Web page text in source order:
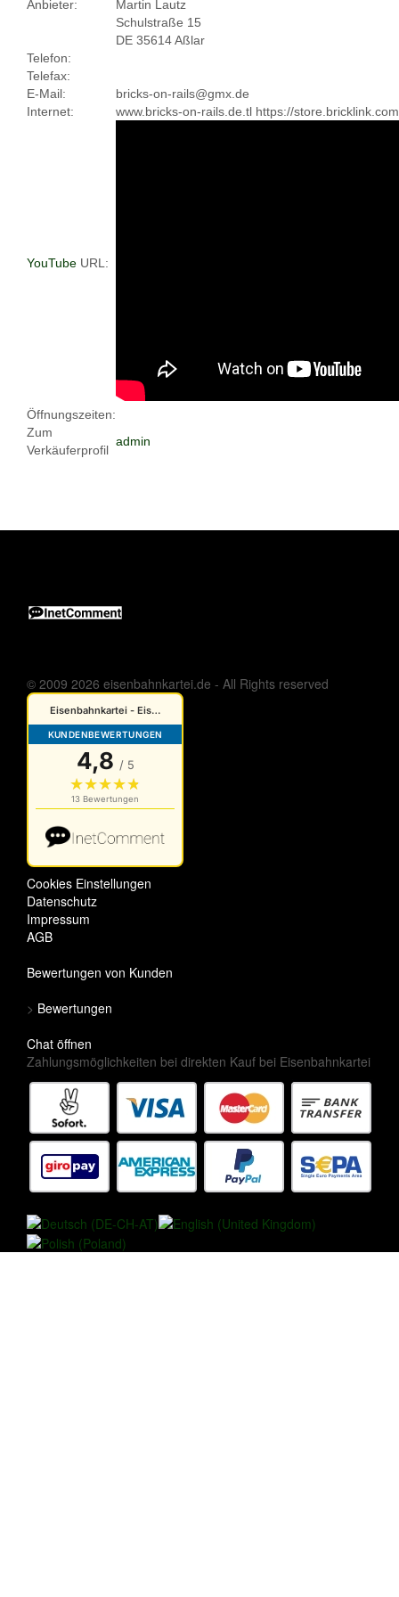
Anbieter:
Martin Lautz
Schulstraße 15
DE 35614 Aßlar
Telefon:
Telefax:
E-Mail:
bricks-on-rails@gmx.de
Internet:
www.bricks-on-rails.de.tl https://
YouTube URL:
Öffnungszeiten:
Zum
Verkäuferprofil
admin
© 2009 2026 eisenbahnkartei.de - All Rights reserved
Cookies Einstellungen
Datenschutz
Impressum
AGB
Bewertungen von Kunden
> Bewertungen
Chat öffnen
Zahlungsmöglichkeiten bei direkten Kauf bei Eisenbahnkartei